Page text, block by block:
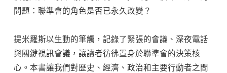
問題：聯準會的角色是否已永久改變？
提米羅斯以生動的筆觸，記錄了緊張的會議、深夜電話
與關鍵視訊會議，讓讀者彷彿置身於聯準會的決策核
心。本書讓我們對歷史、經濟、政治和主要行動者之間